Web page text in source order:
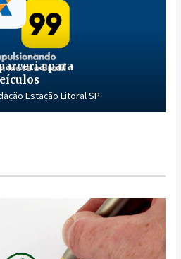
para
Estação Litoral SP